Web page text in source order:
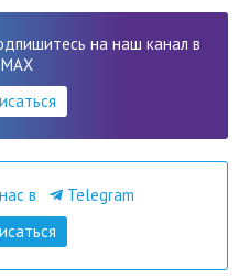
на наш канал в
в
Telegram